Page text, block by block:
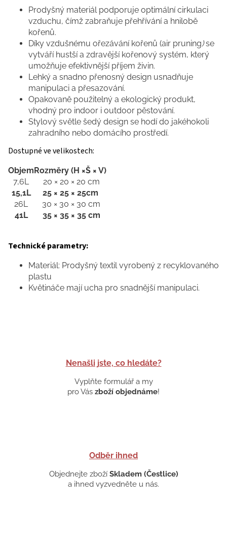
Nenašli jste, co hledáte?
Vyplňte formulář a my
pro Vás zboží objednáme!
Odběr ihned
Objednejte zboží Skladem (Čestlice)
a ihned vyzvedněte u nás.
Prodyšný materiál podporuje optimální cirkulaci
vzduchu, čímž zabraňuje přehřívání a hnilobě
kořenů.
Díky vzdušnému ořezávání kořenů (air pruning)se
vytváří hustší a zdravější kořenový systém, který
umožňuje efektivnější příjem živin.
Lehký a snadno přenosný design usnadňuje
manipulaci a přesazování.
Opakovaně použitelný a ekologický produkt,
vhodný pro indoor i outdoor pěstování.
Stylový světle šedý design se hodí do jakéhokoli
zahradního nebo domácího prostředí.
Dostupné ve velikostech:
ObjemRozměry (H ×Š × V)
7,6L
20 × 20 × 20 cm
15,1L
25 × 25 × 25cm
26L
30 × 30 × 30 cm
41L
35 × 35 × 35 cm
Technické parametry:
Materiál: Prodyšný textil vyrobený z recyklovaného
plastu
Květináče mají ucha pro snadnější manipulaci.